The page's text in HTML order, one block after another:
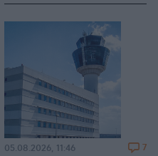
05.08.2026, 11:46 7